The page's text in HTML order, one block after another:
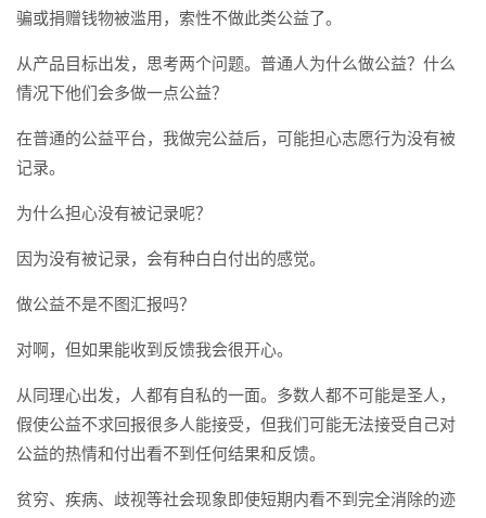
骗或捐赠钱物被滥用，索性不做此类公益了。
从产品目标出发，思考两个问题。普通人为什么做公益？什么
情况下他们会多做一点公益？
在普通的公益平台，我做完公益后，可能担心志愿行为没有被
记录。
为什么担心没有被记录呢？
因为没有被记录，会有种白白付出的感觉。
做公益不是不图汇报吗？
对啊，但如果能收到反馈我会很开心。
从同理心出发，人都有自私的一面。多数人都不可能是圣人，
假使公益不求回报很多人能接受，但我们可能无法接受自己对
公益的热情和付出看不到任何结果和反馈。
贫穷、疾病、歧视等社会现象即使短期内看不到完全消除的迹